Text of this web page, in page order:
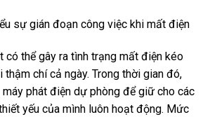
sự gián đoạn công việc khi mất điện
có thể gây ra tình trạng mất điện kéo
thậm chí cả ngày. Trong thời gian đó,
phát điện dự phòng để giữ cho các
yếu của mình luôn hoạt động. Mức